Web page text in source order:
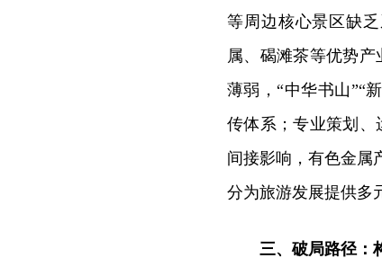
等周边核心景区缺
属、碣滩茶等优势
薄弱，“中华书山”“
传体系；专业策划
间接影响，有色金属
分为旅游发展提供多
三、破局路径：